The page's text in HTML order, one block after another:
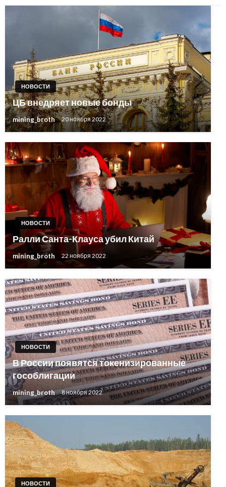
НОВОСТИ
ЦБ внедряет новые бонды
mining_broth 20 ноября 2022
НОВОСТИ
Ралли Санта-Клауса убил Китай
mining_broth 22 ноября 2022
НОВОСТИ
В России появятся токенизированные
гособлигации
mining_broth 8 ноября 2022
НОВОСТИ